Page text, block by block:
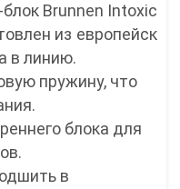
Brunnen Intoxic
из европейск
в линию.
пружину, что
блока для
в